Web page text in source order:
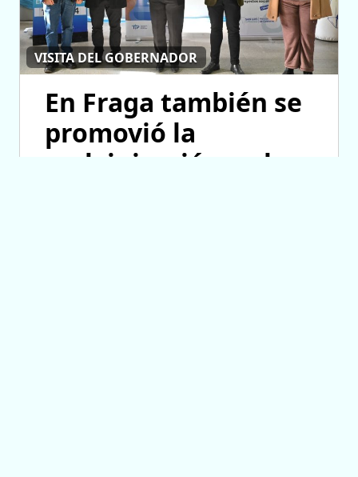
VISITA DEL GOBERNADOR
En Fraga también se
promovió la
malvinización y el